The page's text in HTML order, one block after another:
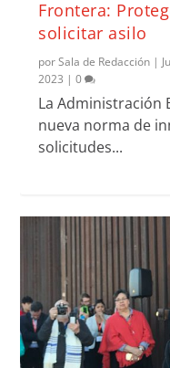
Frontera:
solicitar asilo
porSala de Redacción |
2023 |0
La Administración
nueva norma de
solicitudes...